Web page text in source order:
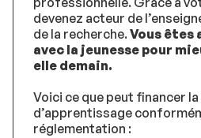
devenez acteur de
de la recherche.Vous êtes
avec la jeunesse pour
elle demain.
Voici ce que peut financer
d’apprentissage
réglementation :